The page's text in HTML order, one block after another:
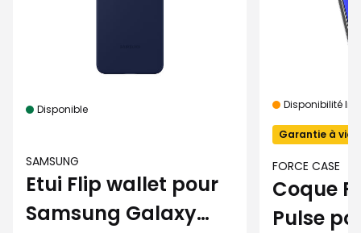
Disponible
SAMSUNG
Etui Flip wallet pour
Samsung Galaxy
Disponibilité
Garantie à vie
FORCE CASE
Coque
Pulse